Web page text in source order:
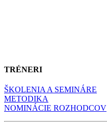
TRÉNERI
ŠKOLENIA A SEMINÁRE
METODIKA
NOMINÁCIE ROZHODCOV